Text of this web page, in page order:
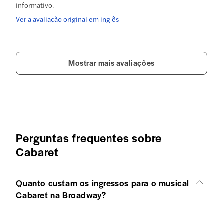
informativo.
Ver a avaliação original em inglês
Mostrar mais avaliações
Perguntas frequentes sobre
Cabaret
Quanto custam os ingressos para o musical
Cabaret na Broadway?